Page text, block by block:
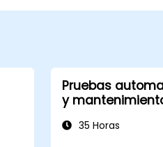
Pruebas
y
35 Horas